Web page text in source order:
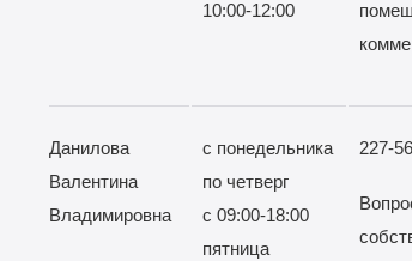
10:00-12:00
Данилова
Валентина
Владимировна
с понедельника
по четверг
с 09:00-18:00
пятница
227-